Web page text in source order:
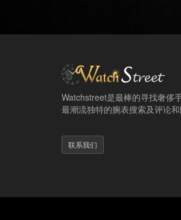
Watchstreet是最棒的寻找奢侈
最潮流独特的腕表搜索及评论
联系我们